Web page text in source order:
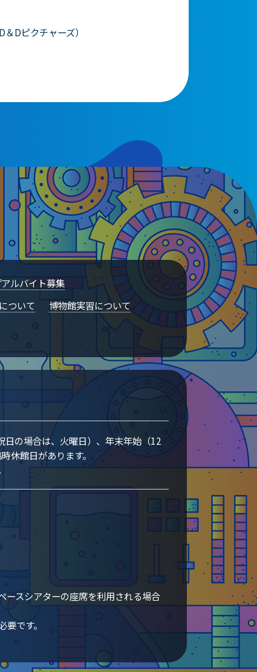
Dピクチャーズ）
ルバイト募集
ついて
博物館実習について
の場合は、火曜日）、年末年始（12
休館日があります。
ースシアターの座席を利用される場合
です。